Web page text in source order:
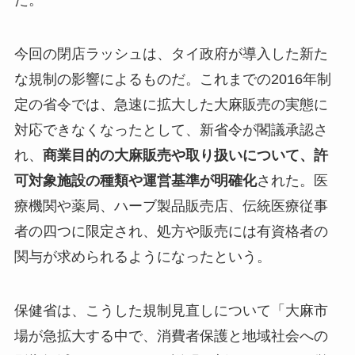
今回の閉店ラッシュは、タイ政府が導入した新た
な規制の影響によるものだ。これまでの2016年制
定の省令では、急速に拡大した大麻販売の実態に
対応できなくなったとして、新省令が閣議承認さ
れ、 商業目的の大麻販売や取り扱いについて、許
可対象施設の種類や運営基準が明確化された。医
療機関や薬局、ハーブ製品販売店、伝統医療従事
者の四つに限定され、処方や販売には有資格者の
関与が求められるようになったという。
保健省は、こうした規制見直しについて「大麻市
場が急拡大する中で、消費者保護と地域社会への